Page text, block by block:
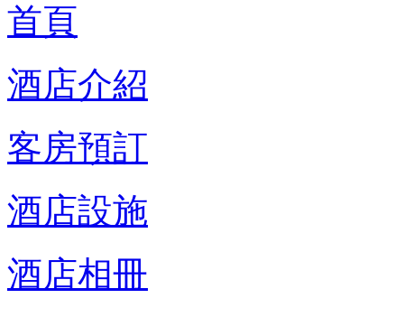
首頁
酒店介紹
客房預訂
酒店設施
酒店相冊